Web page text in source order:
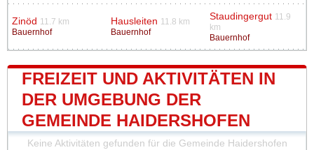
Zinöd 11.7 km
Bauernhof
Hausleiten 11.8 km
Bauernhof
Staudingergut 11.9
km
Bauernhof
FREIZEIT UND AKTIVITÄTEN IN
DER UMGEBUNG DER
GEMEINDE HAIDERSHOFEN
Keine Aktivitäten gefunden für die Gemeinde Haidershofen